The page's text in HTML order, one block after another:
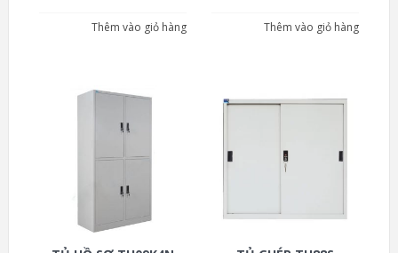
Thêm vào giỏ hàng Thêm vào giỏ hàng